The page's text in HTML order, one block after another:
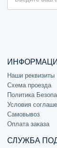
Наши реквизиты
Схема проезда
Политика
Условия
Самовывоз
Оплата заказа
СЛУЖБА